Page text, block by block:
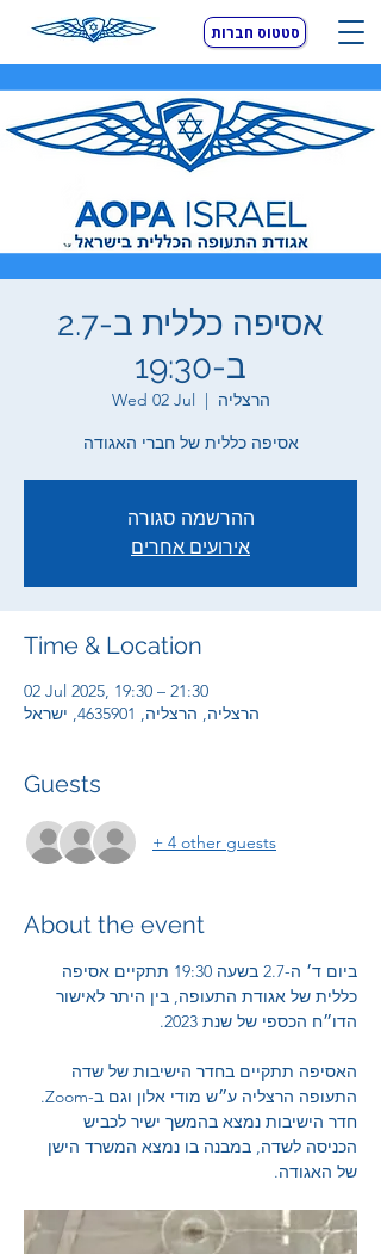
סטטוס חברות
אסיפה כללית ב-2.7
ב-19:30
Wed 02 Jul
  |
הרצליה
אסיפה כללית של חברי האגודה
ההרשמה סגורה
אירועים אחרים
Time & Location
02 Jul 2025, 19:30 – 21:30
הרצליה, הרצליה, 4635901, ישראל
Guests
+ 4 other guests
About the event
ביום ד׳ ה-2.7 בשעה 19:30 תתקיים אסיפה
כללית של אגודת התעופה, בין היתר לאישור
הדו״ח הכספי של שנת 2023.
האסיפה תתקיים בחדר הישיבות של שדה
התעופה הרצליה ע״ש מודי אלון וגם ב-Zoom.
חדר הישיבות נמצא בהמשך ישיר לכביש
הכניסה לשדה, במבנה בו נמצא המשרד הישן
של האגודה.